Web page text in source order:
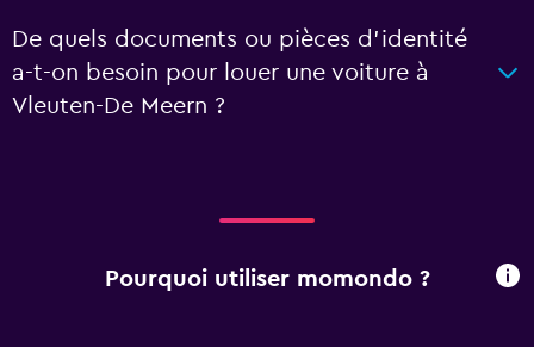
De quels documents ou pièces d'identité
a-t-on besoin pour louer une voiture à
Vleuten-De Meern ?
Pourquoi utiliser momondo ?